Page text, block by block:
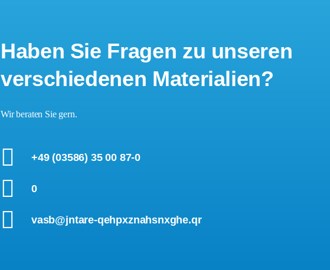
Haben Sie Fragen zu unseren
verschiedenen Materialien?
Wir beraten Sie gern.
+49 (03586) 35 00 87-0
0
vasb@jntare-qehpxznahsnxghe.qr